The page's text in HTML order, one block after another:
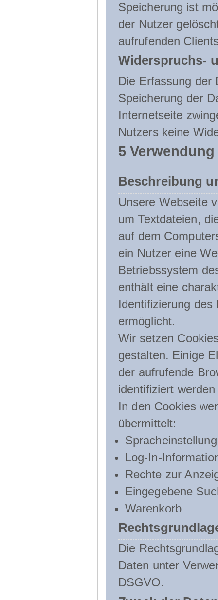
Speicherung ist
der Nutzer
aufrufenden
Widerspruchs-
Die Erfassung der
Speicherung der
Internetseite
Nutzers keine
5
Beschreibung
Unsere Webseite
um Textdateien,
auf dem
ein Nutzer eine
Betriebssystem
enthält eine
Identifizierung
ermöglicht.
Wir setzen
gestalten. Einige
der aufrufende
identifiziert
In den Cookies
übermittelt:
Log-In-
Rechte zur
Eingegebene
Warenkorb
Die
Daten unter
DSGVO.